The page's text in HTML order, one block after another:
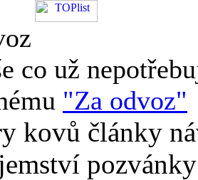
co už
"Za odvoz"
kovů články